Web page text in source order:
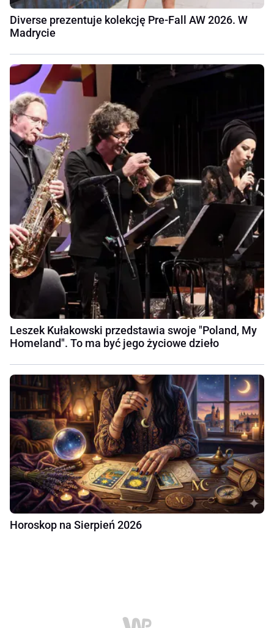
Diverse prezentuje kolekcję Pre-Fall AW 2026. W
Madrycie
Leszek Kułakowski przedstawia swoje "Poland, My
Homeland". To ma być jego życiowe dzieło
Horoskop na Sierpień 2026